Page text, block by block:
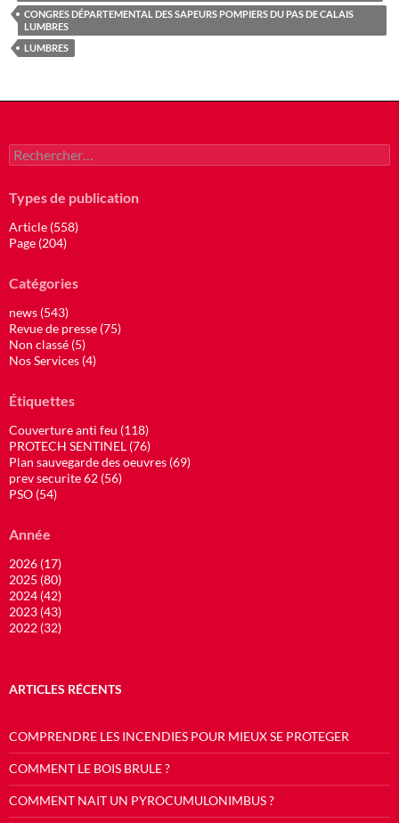
CONGRES DÉPARTEMENTAL DES SAPEURS POMPIERS DU PAS DE CALAIS
LUMBRES
LUMBRES
Rechercher :
Types de publication
Article (558)
Page (204)
Catégories
news (543)
Revue de presse (75)
Non classé (5)
Nos Services (4)
Étiquettes
Couverture anti feu (118)
PROTECH SENTINEL (76)
Plan sauvegarde des oeuvres (69)
prev securite 62 (56)
PSO (54)
Année
2026 (17)
2025 (80)
2024 (42)
2023 (43)
2022 (32)
ARTICLES RÉCENTS
COMPRENDRE LES INCENDIES POUR MIEUX SE PROTEGER
COMMENT LE BOIS BRULE ?
COMMENT NAIT UN PYROCUMULONIMBUS ?